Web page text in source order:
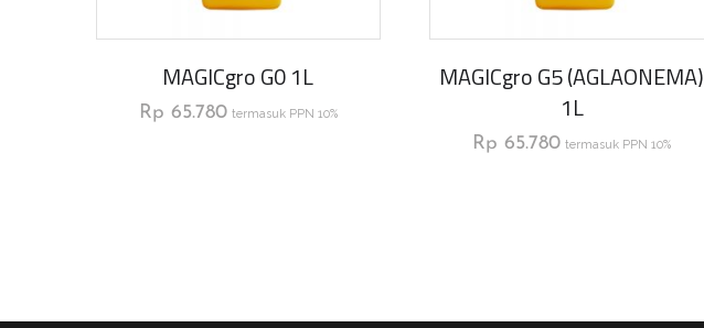
MAGICgro G0 1L
Rp 65.780 termasuk PPN 10%
MAGICgro G5 (AGLAONEMA)
1L
Rp 65.780 termasuk PPN 10%